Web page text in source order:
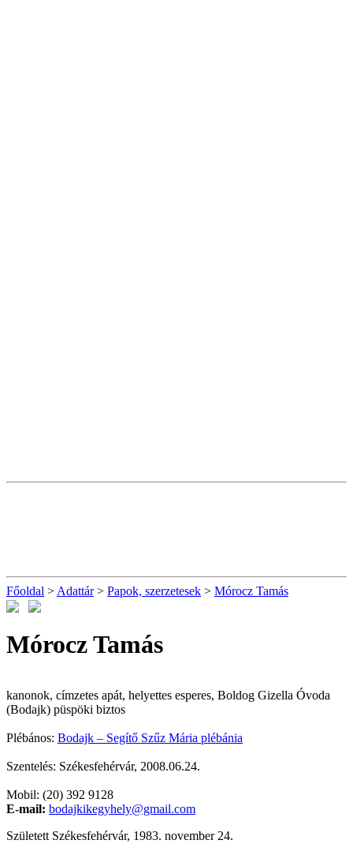
Főoldal > Adattár> Papok, szerzetesek > Mórocz Tamás
Mórocz Tamás
kanonok, címzetes apát, helyettes esperes, Boldog Gizella Óvoda
(Bodajk) püspöki biztos
Plébános: Bodajk – Segítő Szűz Mária plébánia
Szentelés: Székesfehérvár, 2008.06.24.
Mobil: (20) 392 9128
E-mail: bodajkikegyhely@gmail.com
Született Székesfehérvár, 1983. november 24.